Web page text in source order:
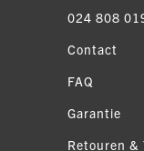
024 808
Contact
FAQ
Garantie
Retouren &